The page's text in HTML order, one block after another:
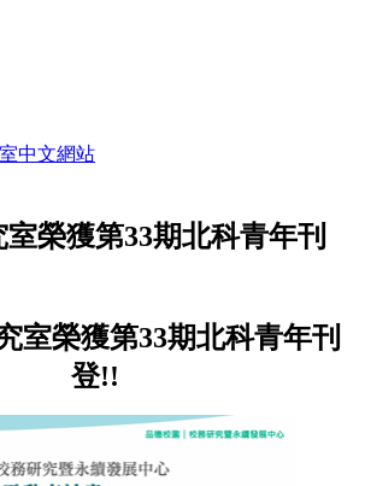
中文網站
榮獲第33期北科青年刊
室榮獲第33期北科青年刊
登!!